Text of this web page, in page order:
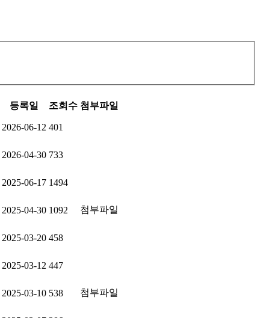
등록일 조회수 첨부파일
2026-06-12 401
2026-04-30 733
2025-06-17 1494
2025-04-30 1092 첨부파일
2025-03-20 458
2025-03-12 447
2025-03-10 538 첨부파일